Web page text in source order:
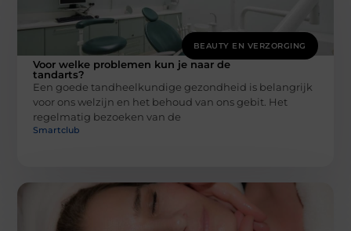
BEAUTY EN VERZORGING
Voor welke problemen kun je naar de
tandarts?
Een goede tandheelkundige gezondheid is belangrijk
voor ons welzijn en het behoud van ons gebit. Het
regelmatig bezoeken van de
Smartclub